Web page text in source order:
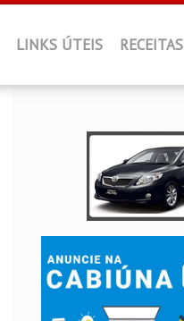
LINKS ÚTEIS RECEITAS